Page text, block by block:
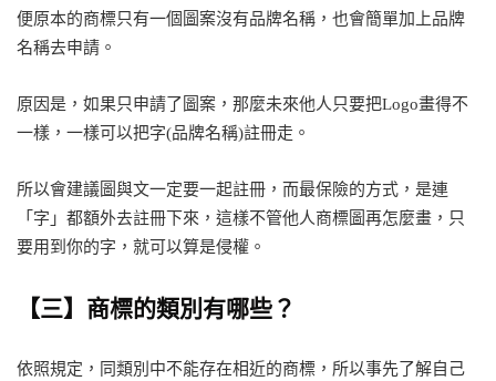
便原本的商標只有一個圖案沒有品牌名稱，也會簡單加上品牌
名稱去申請。
原因是，如果只申請了圖案，那麼未來他人只要把Logo畫得不
一樣，一樣可以把字(品牌名稱)註冊走。
所以會建議圖與文一定要一起註冊，而最保險的方式，是連
「字」都額外去註冊下來，這樣不管他人商標圖再怎麼畫，只
要用到你的字，就可以算是侵權。
【三】商標的類別有哪些？
依照規定，同類別中不能存在相近的商標，所以事先了解自己